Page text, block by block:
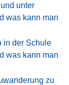
unter
was kann man
in der Schule
was kann man
zu